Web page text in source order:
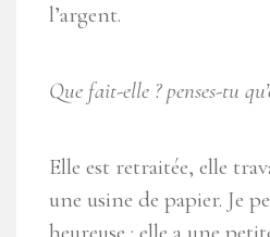
l’argent.
Que fait-elle ? penses-tu
Elle est retraitée, elle
une usine de papier. Je